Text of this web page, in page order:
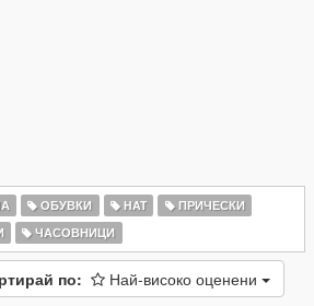
ОБУВКИ HAT
ПРИЧЕСКИ
ЧАСОВНИЦИ
по: Най-високо оценени